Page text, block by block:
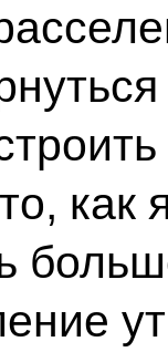
как